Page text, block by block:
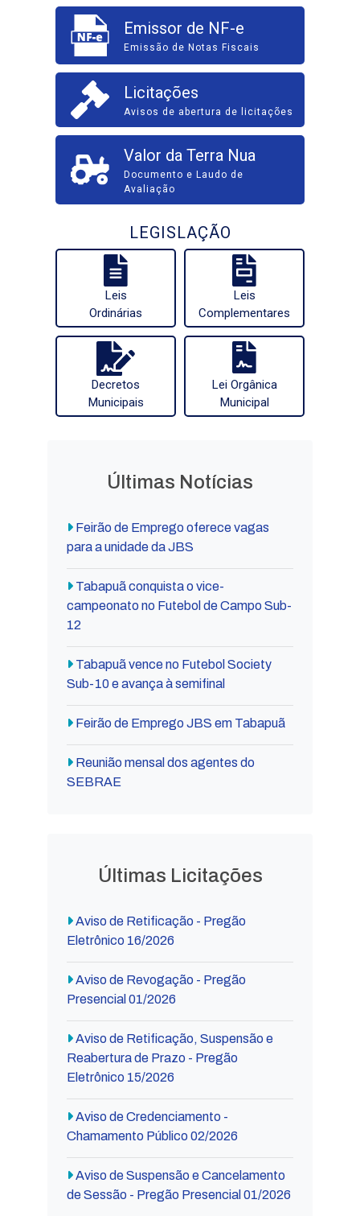
Emissor de NF-e
Emissão de Notas Fiscais
Licitações
Avisos de abertura de licitações
Valor da Terra Nua
Documento e Laudo de
Avaliação
LEGISLAÇÃO
Leis
Ordinárias
Leis
Complementares
Decretos
Municipais
Lei Orgânica
Municipal
Últimas Notícias
Feirão de Emprego oferece vagas
para a unidade da JBS
Tabapuã conquista o vice-
campeonato no Futebol de Campo Sub-
12
Tabapuã vence no Futebol Society
Sub-10 e avança à semifinal
Feirão de Emprego JBS em Tabapuã
Reunião mensal dos agentes do
SEBRAE
Últimas Licitações
Aviso de Retificação - Pregão
Eletrônico 16/2026
Aviso de Revogação - Pregão
Presencial 01/2026
Aviso de Retificação, Suspensão e
Reabertura de Prazo - Pregão
Eletrônico 15/2026
Aviso de Credenciamento -
Chamamento Público 02/2026
Aviso de Suspensão e Cancelamento
de Sessão - Pregão Presencial 01/2026